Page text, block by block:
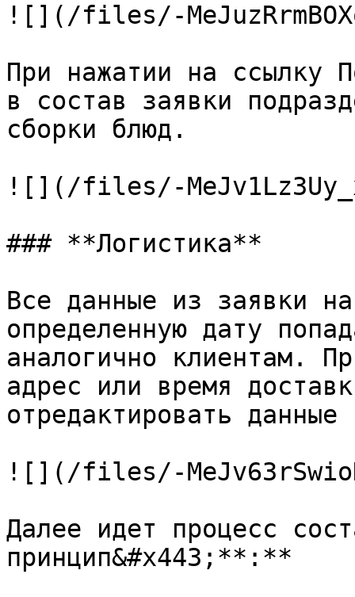
![](/files/-
При нажатии на ссылку
в состав заявки
сборки блюд.
![](/files/-
### **Логистика**
Все данные из заявки
определенную дату
аналогично клиентам.
адрес или время
отредактировать
![](/files/-
Далее идет процесс
принцип&#x443;**:**